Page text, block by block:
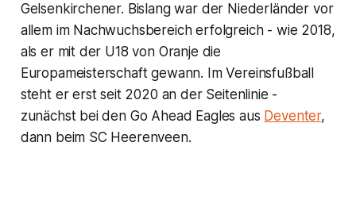
Gelsenkirchener. Bislang war der Niederländer vor
allem im Nachwuchsbereich erfolgreich - wie 2018,
als er mit der U18 von Oranje die
Europameisterschaft gewann. Im Vereinsfußball
steht er erst seit 2020 an der Seitenlinie -
zunächst bei den Go Ahead Eagles aus Deventer,
dann beim SC Heerenveen.